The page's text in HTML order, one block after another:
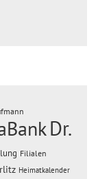
Dr.
Filialen
Heimatkalender